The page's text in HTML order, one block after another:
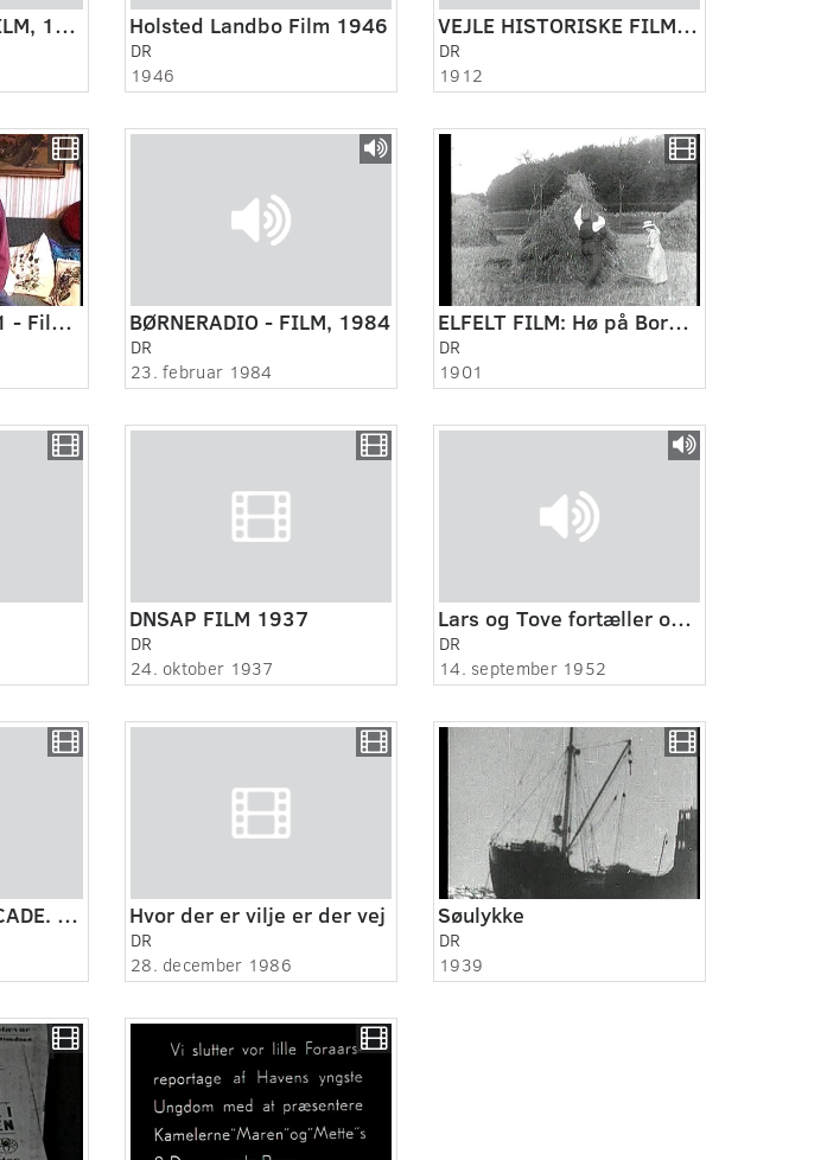
12 BØRN LAVER FILM, 1984 Holsted Landbo Film 1946
DR
1946
VEJLE HISTORISKE FILM 1912-1915
DR
1912
Danskere, 050:521 - Film og transplantationer. BØRNERADIO - FILM, 1984
DR
23. februar 1984
ELFELT FILM: Hø på Bornholm 1911
DR
1901
DNSAP FILM 1937
DR
24. oktober 1937
Lars og Tove fortæller om bøger og film
DR
14. september 1952
STUMFILMCAVALCADE. ELFELT FILM. Ca.1896 - ca. 1920. Hvor der er vilje er der vej
DR
28. december 1986
Søulykke
DR
1939